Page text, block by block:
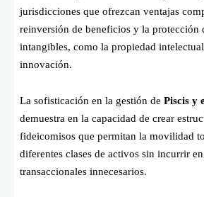
jurisdicciones que ofrezcan ventajas
reinversión de beneficios y la protección
intangibles, como la propiedad
innovación.
La sofisticación en la gestión de Piscis y
demuestra en la capacidad de crear
fideicomisos que permitan la movilidad
diferentes clases de activos sin incurrir
transaccionales innecesarios.